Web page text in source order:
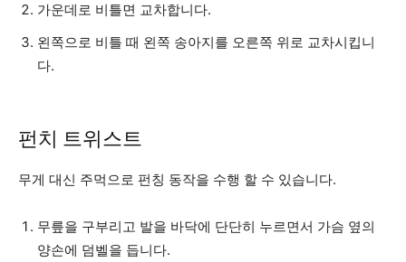
가운데로 비틀면 교차합니다.
왼쪽으로 비틀 때 왼쪽 송아지를 오른쪽 위로 교차시킵니
다.
펀치 트위스트
무게 대신 주먹으로 펀칭 동작을 수행 할 수 있습니다.
무릎을 구부리고 발을 바닥에 단단히 누르면서 가슴 옆의
양손에 덤벨을 듭니다.